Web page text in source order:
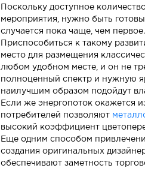
Поскольку доступное
мероприятия, нужно быть
случается пока чаще, чем первое.
Приспособиться к такому
место для размещения
любом удобном месте, и он не
полноценный спектр и нужную
наилучшим образом подойдут
Если же энергопоток окажется
потребителей позволяют
высокий коэффициент
Еще одним способом
создания оригинальных
обеспечивают заметность